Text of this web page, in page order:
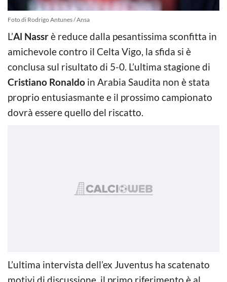
Foto di Rodrigo Antunes / Ansa
L’Al Nassrè reduce dalla pesantissima sconfitta in
amichevole contro il Celta Vigo, la sfida si è
conclusa sul risultato di 5-0. L’ultima stagione di
Cristiano Ronaldo in Arabia Saudita non è stata
proprio entusiasmante e il prossimo campionato
dovrà essere quello del riscatto.
L’ultima intervista dell’ex Juventus ha scatenato
motivi di discussione, il primo riferimento è al